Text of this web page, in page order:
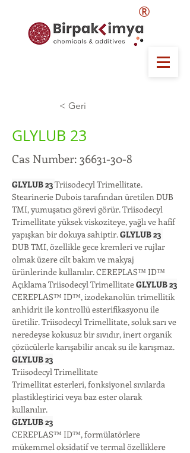
®
< Geri
GLYLUB 23
Cas Number: 36631-30-8
GLYLUB 23 Triisodecyl Trimellitate.
Stearinerie Dubois tarafından üretilen DUB
TMI, yumuşatıcı görevi görür. Triisodecyl
Trimellitate yüksek viskoziteye, yağlı ve hafif
yapışkan bir dokuya sahiptir. GLYLUB 23
DUB TMI, özellikle gece kremleri ve rujlar
olmak üzere cilt bakım ve makyaj
ürünlerinde kullanılır. CEREPLAS™ ID™
Açıklama Triisodecyl Trimellitate GLYLUB 23
CEREPLAS™ ID™, izodekanolün trimellitik
anhidrit ile kontrollü esterifikasyonu ile
üretilir. Triisodecyl Trimellitate, soluk sarı ve
neredeyse kokusuz bir sıvıdır, inert organik
çözücülerle karışabilir ancak su ile karışmaz.
GLYLUB 23
Triisodecyl Trimellitate
Trimellitat esterleri, fonksiyonel sıvılarda
plastikleştirici veya baz ester olarak
kullanılır.
GLYLUB 23
CEREPLAS™ ID™, formülatörlere
mükemmel oksidatif ve termal özelliklere